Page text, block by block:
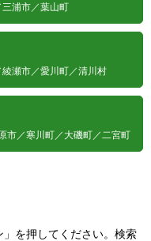
浦市／葉山町
瀬市／愛川町／清川村
市／寒川町／大磯町／二宮町
を押してください。検索